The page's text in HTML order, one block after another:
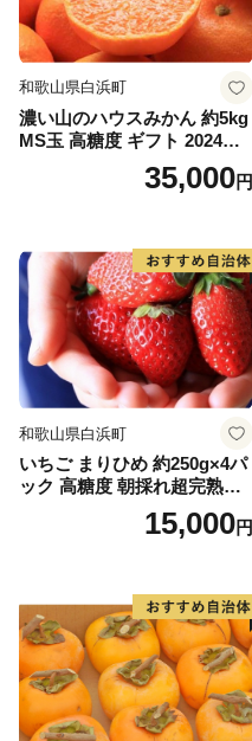
和歌山県白浜町
濃い山のハウスみかん 約5kg
MS玉 高糖度 ギフト 2024年7
35,000円
和歌山県白浜町
いちご まりひめ 約250g×4パ
ック 高糖度 朝採れ超完熟ま
りひめ 1月以降発送分
15,000円